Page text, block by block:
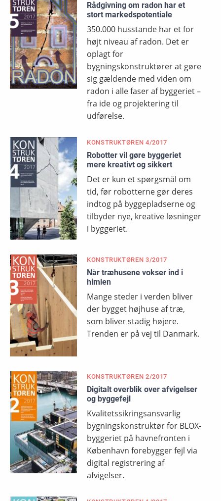
Rådgivning om radon har et
stort markedspotentiale
350.000 husstande har et for
højt niveau af radon. Det er
oplagt for
bygningskonstruktører at gøre
sig gældende med viden om
radon i alle faser af byggeriet –
fra ide og projektering til
udførelse.
KONSTRUKTØREN 4/2017
Robotter vil gøre byggeriet
mere kreativt og sikkert
Det er kun et spørgsmål om
tid, før robotterne gør deres
indtog på byggepladserne og
tilbyder nye, kreative løsninger
i byggeriet.
KONSTRUKTØREN 3/2017
Når træhusene vokser ind i
himlen
Mange steder i verden bliver
der bygget højhuse af træ,
som bliver stadig højere.
Trenden er på vej til Danmark.
KONSTRUKTØREN 2/2017
Digitalt overblik over afvigelser
og byggefejl
Kvalitetssikringsansvarlig
bygningskonstruktør for BLOX-
byggeriet på havnefronten i
København forebygger fejl via
digital registrering af
afvigelser.